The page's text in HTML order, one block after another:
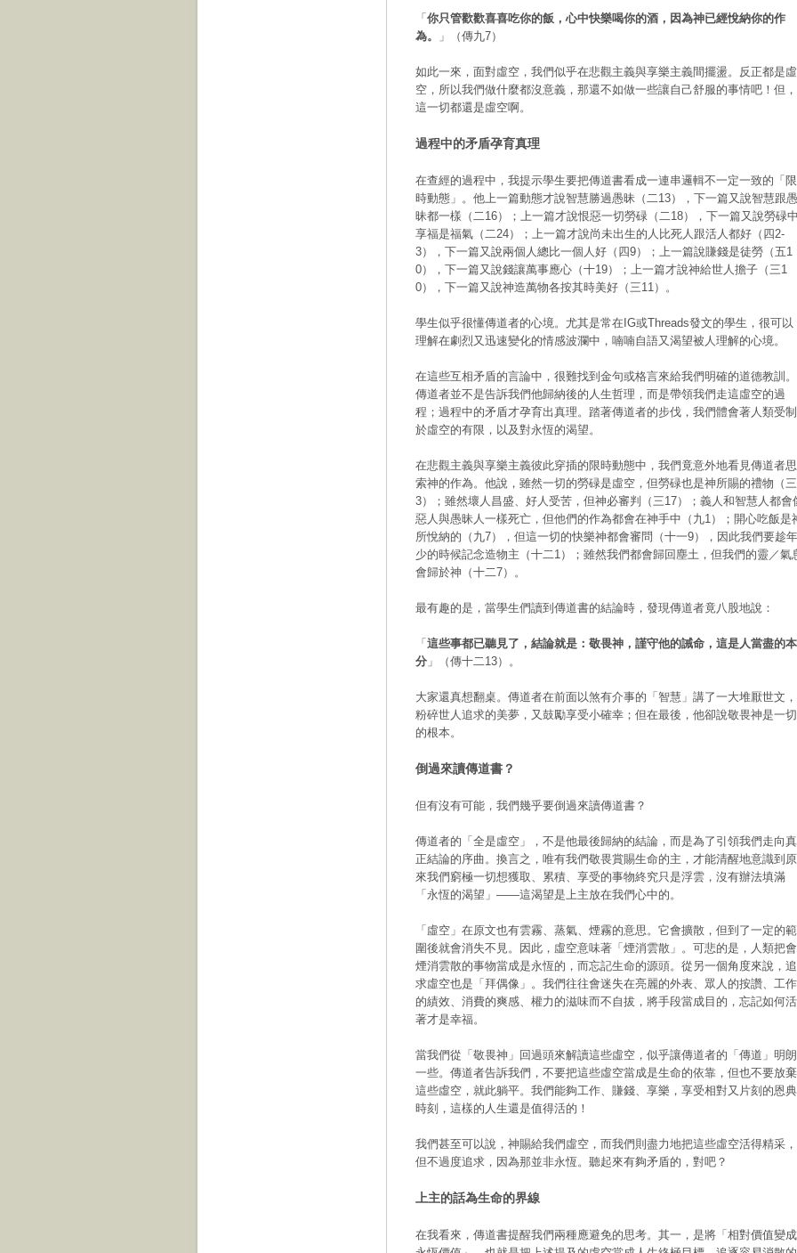
「 你只管歡歡喜喜吃你的飯，心中快樂喝你的酒，因為神已經悅納你的作
為。
」（傳九7）
如此一來，面對虛空，我們似乎在悲觀主義與享樂主義間擺盪。反正都是虛
空，所以我們做什麼都沒意義，那還不如做一些讓自己舒服的事情吧！但，
這一切都還是虛空啊。
過程中的矛盾孕育真理
在查經的過程中，我提示學生要把傳道書看成一連串邏輯不一定一致的「限
時動態」。他上一篇動態才說智慧勝過愚昧（二13），下一篇又說智慧跟愚
昧都一樣（二16）；上一篇才說恨惡一切勞碌（二18），下一篇又說勞碌
享福是福氣（二24）；上一篇才說尚未出生的人比死人跟活人都好（四2-
3），下一篇又說兩個人總比一個人好（四9）；上一篇說賺錢是徒勞（五1
0），下一篇又說錢讓萬事應心（十19）；上一篇才說神給世人擔子（三1
0），下一篇又說神造萬物各按其時美好（三11）。
學生似乎很懂傳道者的心境。尤其是常在IG或Threads發文的學生，很可以
理解在劇烈又迅速變化的情感波瀾中，喃喃自語又渴望被人理解的心境。
在這些互相矛盾的言論中，很難找到金句或格言來給我們明確的道德教訓。
傳道者並不是告訴我們他歸納後的人生哲理，而是帶領我們走這虛空的過
程；過程中的矛盾才孕育出真理。踏著傳道者的步伐，我們體會著人類受制
於虛空的有限，以及對永恆的渴望。
在悲觀主義與享樂主義彼此穿插的限時動態中，我們竟意外地看見傳道者思
索神的作為。他說，雖然一切的勞碌是虛空，但勞碌也是神所賜的禮物（
3）；雖然壞人昌盛、好人受苦，但神必審判（三17）；義人和智慧人都會
惡人與愚昧人一樣死亡，但他們的作為都會在神手中（九1）；開心吃飯是
所悅納的（九7），但這一切的快樂神都會審問（十一9），因此我們要趁年
少的時候記念造物主（十二1）；雖然我們都會歸回塵土，但我們的靈／氣
會歸於神（十二7）。
最有趣的是，當學生們讀到傳道書的結論時，發現傳道者竟八股地說：
「 這些事都已聽見了，結論就是：敬畏神，謹守他的誡命，這是人當盡的本
分 」（傳十二13）。
大家還真想翻桌。傳道者在前面以煞有介事的「智慧」講了一大堆厭世文，
粉碎世人追求的美夢，又鼓勵享受小確幸；但在最後，他卻說敬畏神是一切
的根本。
倒過來讀傳道書？
但有沒有可能，我們幾乎要倒過來讀傳道書？
傳道者的「全是虛空」，不是他最後歸納的結論，而是為了引領我們走向真
正結論的序曲。換言之，唯有我們敬畏賞賜生命的主，才能清醒地意識到原
來我們窮極一切想獲取、累積、享受的事物終究只是浮雲，沒有辦法填滿
「永恆的渴望」——這渴望是上主放在我們心中的。
「虛空」在原文也有雲霧、蒸氣、煙霧的意思。它會擴散，但到了一定的範
圍後就會消失不見。因此，虛空意味著「煙消雲散」。可悲的是，人類把會
煙消雲散的事物當成是永恆的，而忘記生命的源頭。從另一個角度來說，追
求虛空也是「拜偶像」。我們往往會迷失在亮麗的外表、眾人的按讚、工作
的績效、消費的爽感、權力的滋味而不自拔，將手段當成目的，忘記如何活
著才是幸福。
當我們從「敬畏神」回過頭來解讀這些虛空，似乎讓傳道者的「傳道」明朗
一些。傳道者告訴我們，不要把這些虛空當成是生命的依靠，但也不要放棄
這些虛空，就此躺平。我們能夠工作、賺錢、享樂，享受相對又片刻的恩典
時刻，這樣的人生還是值得活的！
我們甚至可以說，神賜給我們虛空，而我們則盡力地把這些虛空活得精采，
但不過度追求，因為那並非永恆。聽起來有夠矛盾的，對吧？
上主的話為生命的界線
在我看來，傳道書提醒我們兩種應避免的思考。其一，是將「相對價值變成